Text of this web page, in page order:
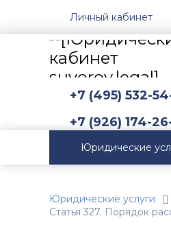
Личный кабинет
+7 (495) 532-
+7 (926) 174-
Юридические
Юридические услуги
Статья 327. Порядок